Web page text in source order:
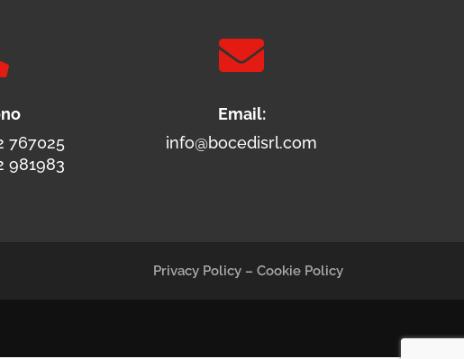
767025
981983

Email:
info@bocedisrl.com
Privacy Policy– Cookie Policy